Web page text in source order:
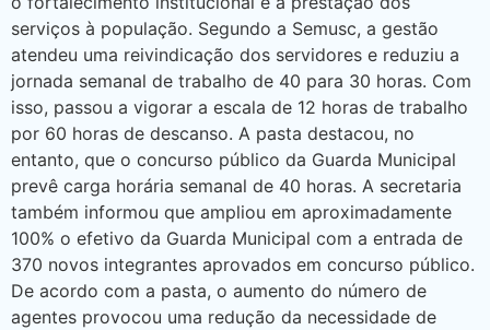
serviços à população. Segundo a Semusc, a gestão
atendeu uma reivindicação dos servidores e reduziu a
jornada semanal de trabalho de 40 para 30 horas. Com
isso, passou a vigorar a escala de 12 horas de trabalho
por 60 horas de descanso. A pasta destacou, no
entanto, que o concurso público da Guarda Municipal
prevê carga horária semanal de 40 horas. A secretaria
também informou que ampliou em aproximadamente
100% o efetivo da Guarda Municipal com a entrada de
370 novos integrantes aprovados em concurso público.
De acordo com a pasta, o aumento do número de
agentes provocou uma redução da necessidade de